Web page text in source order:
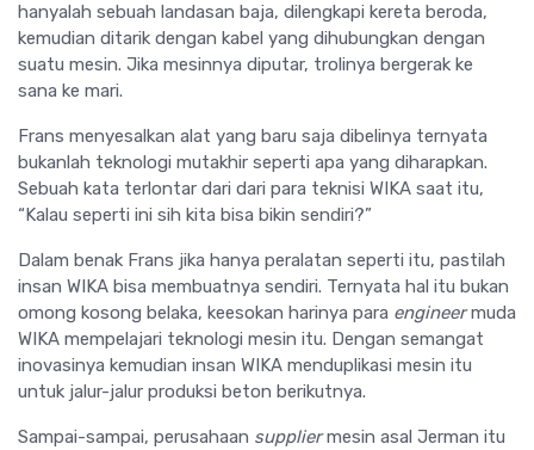
hanyalah sebuah landasan baja, dilengkapi kereta beroda,
kemudian ditarik dengan kabel yang dihubungkan dengan
suatu mesin. Jika mesinnya diputar, trolinya bergerak ke
sana ke mari.
Frans menyesalkan alat yang baru saja dibelinya ternyata
bukanlah teknologi mutakhir seperti apa yang diharapkan.
Sebuah kata terlontar dari dari para teknisi WIKA saat itu,
“Kalau seperti ini sih kita bisa bikin sendiri?”
Dalam benak Frans jika hanya peralatan seperti itu, pastilah
insan WIKA bisa membuatnya sendiri. Ternyata hal itu bukan
omong kosong belaka, keesokan harinya para engineermuda
WIKA mempelajari teknologi mesin itu. Dengan semangat
inovasinya kemudian insan WIKA menduplikasi mesin itu
untuk jalur-jalur produksi beton berikutnya.
Sampai-sampai, perusahaan suppliermesin asal Jerman itu